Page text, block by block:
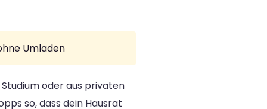
Umladen
oder aus privaten
so, dass dein Hausrat